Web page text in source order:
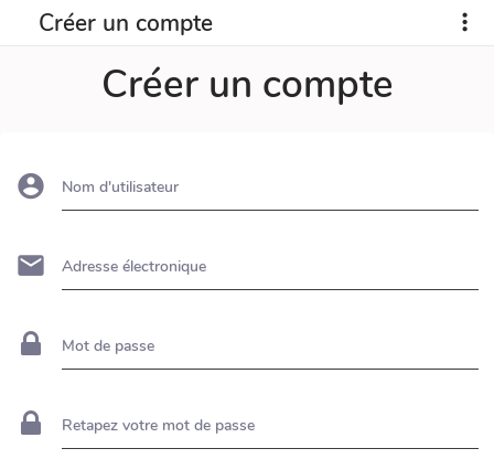
Créer un compte
Créer un compte
Nom d'utilisateur
Adresse électronique
Mot de passe
Retapez votre mot de passe